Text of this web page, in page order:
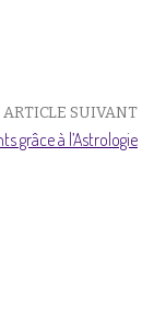
ARTICLE SUIVANT
grâce à l’Astrologie